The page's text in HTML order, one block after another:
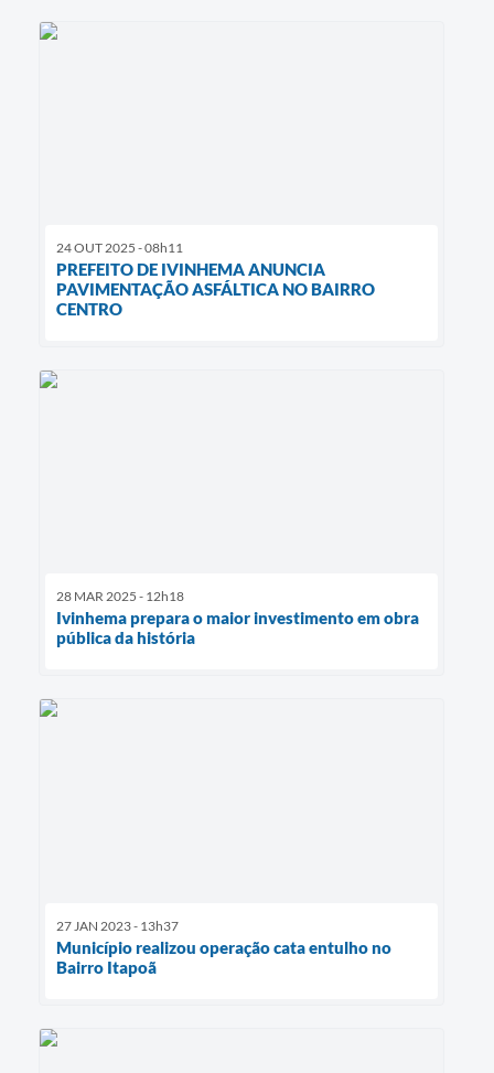
24 OUT 2025 - 08h11
PREFEITO DE IVINHEMA ANUNCIA
PAVIMENTAÇÃO ASFÁLTICA NO BAIRRO
CENTRO
28 MAR 2025 - 12h18
Ivinhema prepara o maior investimento em obra
pública da história
27 JAN 2023 - 13h37
Município realizou operação cata entulho no
Bairro Itapoã